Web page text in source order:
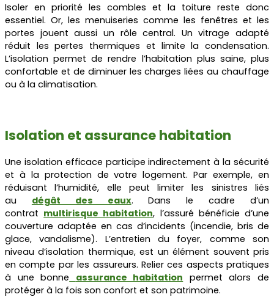
Isoler en priorité les combles et la toiture reste donc
essentiel. Or, les menuiseries comme les fenêtres et les
portes jouent aussi un rôle central. Un vitrage adapté
réduit les pertes thermiques et limite la condensation.
L’isolation permet de rendre l’habitation plus saine, plus
confortable et de diminuer les charges liées au chauffage
ou à la climatisation.
Isolation et assurance habitation
Une isolation efficace participe indirectement à la sécurité
et à la protection de votre logement. Par exemple, en
réduisant l’humidité, elle peut limiter les sinistres liés
au dégât des eaux. Dans le cadre d’un
contrat multirisque habitation, l’assuré bénéficie d’une
couverture adaptée en cas d’incidents (incendie, bris de
glace, vandalisme). L’entretien du foyer, comme son
niveau d’isolation thermique, est un élément souvent pris
en compte par les assureurs. Relier ces aspects pratiques
à une bonne
assurance habitation permet alors de
protéger à la fois son confort et son patrimoine.